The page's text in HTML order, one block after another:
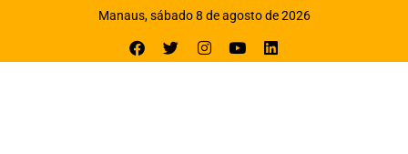
Manaus, sábado 8 de agosto de 2026